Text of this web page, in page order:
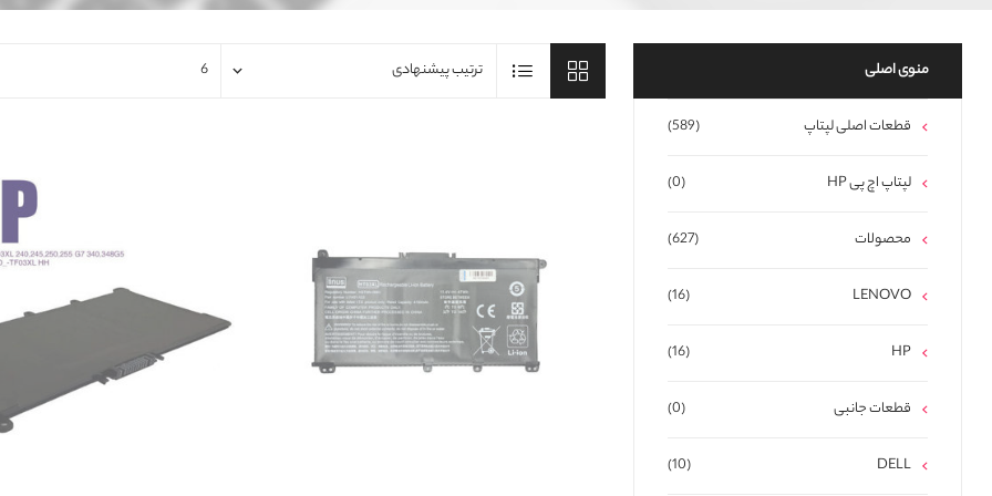
فلت لپتاپ
منوی اصلی
(589) قطعات اصلی لپتاپ
(0) لپتاپ اچ پی HP
(627) محصولات
(16) LENOVO
(16) HP
(0) قطعات جانبی
(10) DELL